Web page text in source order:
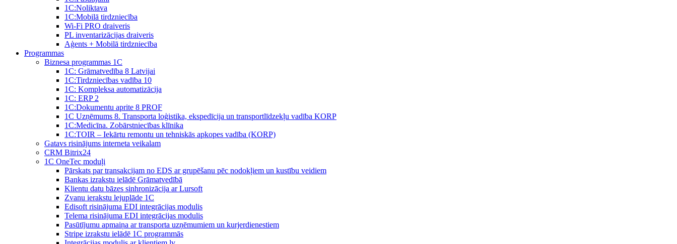
1С:Noliktava
1С:Mobilā tirdzniecība
Wi-Fi PRO draiveris
PL inventarizācijas draiveris
Aģents + Mobilā tirdzniecība
Programmas
Biznesa programmas 1C
1C: Grāmatvedība 8 Latvijai
1C:Tirdzniecības vadība 10
1С: Kompleksa automatizācija
1C: ERP 2
1С:Dokumentu aprite 8 PROF
1C Uzņēmums 8. Transporta loģistika, ekspedīcija un transportlīdzekļu vadība KORP
1C:Medicīna. Zobārstniecības klīnika
1C:TOIR – Iekārtu remontu un tehniskās apkopes vadība (KORP)
Gatavs risinājums interneta veikalam
CRM Bitrix24
1С OneTec moduļi
Pārskats par transakcijam no EDS ar grupēšanu pēc nodokļiem un kustību veidiem
Bankas izrakstu ielādē Grāmatvedībā
Klientu datu bāzes sinhronizācija ar Lursoft
Zvanu ierakstu lejuplāde 1C
Edisoft risinājuma EDI integrācijas modulis
Telema risinājuma EDI integrācijas modulis
Pasūtījumu apmaiņa ar transporta uzņēmumiem un kurjerdienestiem
Stripe izrakstu ielādē 1C programmās